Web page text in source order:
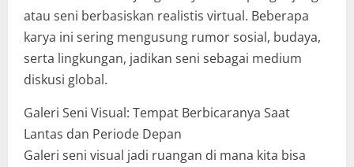
atau seni berbasiskan realistis virtual. Beberapa
karya ini sering mengusung rumor sosial, budaya,
serta lingkungan, jadikan seni sebagai medium
diskusi global.
Galeri Seni Visual: Tempat Berbicaranya Saat
Lantas dan Periode Depan
Galeri seni visual jadi ruangan di mana kita bisa